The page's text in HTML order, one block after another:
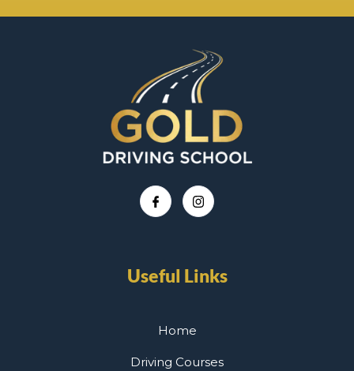
Useful Links
Home
Driving Courses